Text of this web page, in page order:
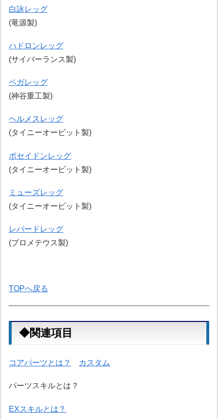
白詠レッグ
(竜源製)
ハドロンレッグ
(サイバーランス製)
ベガレッグ
(神谷重工製)
ヘルメスレッグ
(タイニーオービット製)
ポセイドンレッグ
(タイニーオービット製)
ミューズレッグ
(タイニーオービット製)
レパードレッグ
(プロメテウス製)
TOPへ戻る
◆関連項目
コアパーツとは？ カスタム
パーツスキルとは？
EXスキルとは？